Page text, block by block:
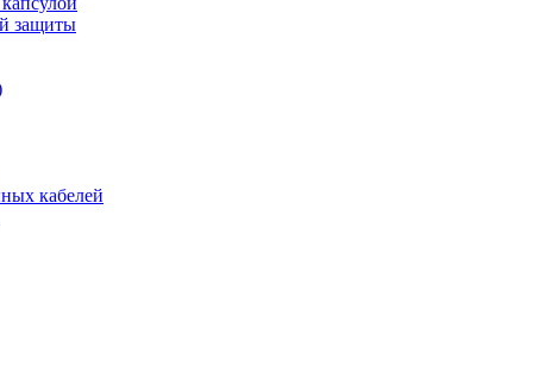
защиты
кабелей